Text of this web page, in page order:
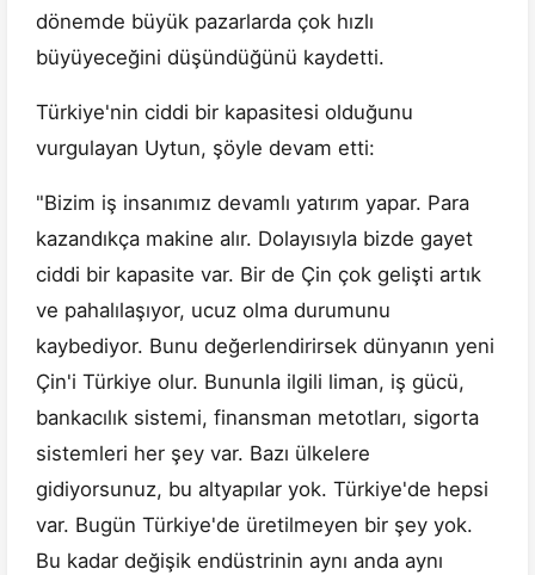
dönemde büyük pazarlarda çok hızlı
büyüyeceğini düşündüğünü kaydetti.
Türkiye'nin ciddi bir kapasitesi olduğunu
vurgulayan Uytun, şöyle devam etti:
"Bizim iş insanımız devamlı yatırım yapar. Para
kazandıkça makine alır. Dolayısıyla bizde gayet
ciddi bir kapasite var. Bir de Çin çok gelişti artık
ve pahalılaşıyor, ucuz olma durumunu
kaybediyor. Bunu değerlendirirsek dünyanın yeni
Çin'i Türkiye olur. Bununla ilgili liman, iş gücü,
bankacılık sistemi, finansman metotları, sigorta
sistemleri her şey var. Bazı ülkelere
gidiyorsunuz, bu altyapılar yok. Türkiye'de hepsi
var. Bugün Türkiye'de üretilmeyen bir şey yok.
Bu kadar değişik endüstrinin aynı anda aynı